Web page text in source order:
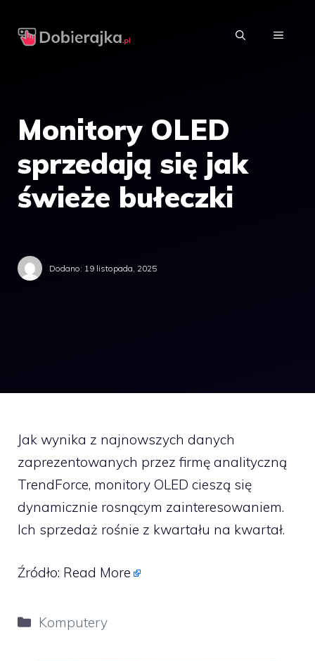
MENU
Monitory OLED
sprzedają się jak
świeże bułeczki
Dodano: 19 listopada, 2025
Jak wynika z najnowszych danych
zaprezentowanych przez firmę analityczną
TrendForce, monitory OLED cieszą się
dynamicznie rosnącym zainteresowaniem.
Ich sprzedaż rośnie z kwartału na kwartał.
Źródło: Read More
Kategorie
Komputery